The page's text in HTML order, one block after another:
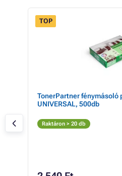
TOP
TonerPartner fénymásoló
UNIVERSAL, 500db
Raktáron > 20 db